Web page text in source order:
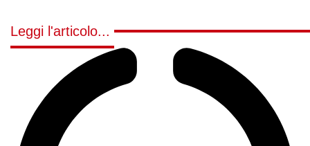
Leggi l'articolo...